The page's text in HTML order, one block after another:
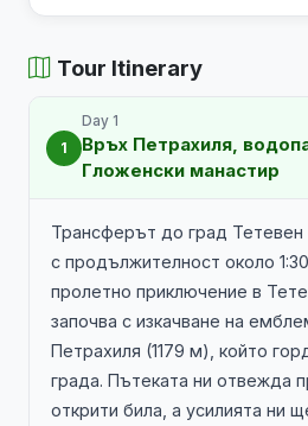
Tour Itinerary
1
Day 1
Връх Петрахиля,
Гложенски манастир
Трансферът до град Тетевен
с продължителност около
пролетно приключение в
започва с изкачване на
Петрахиля (1179 м), който
града. Пътеката ни отвежда
открити била, а усилията ни